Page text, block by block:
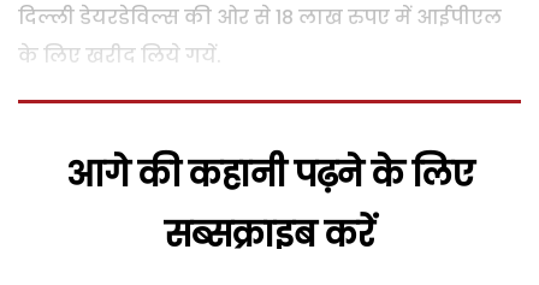
दिल्ली डेयरडेविल्स की ओर से 18 लाख रुपए में आईपीएल
के लिए खरीद लिये गयें.
आगे की कहानी पढ़ने के लिए
सब्सक्राइब करें